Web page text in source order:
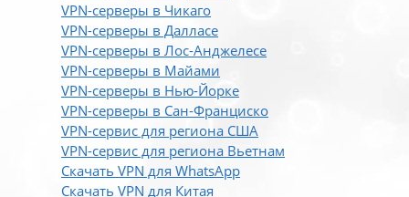
VPN-серверы в Чикаго
VPN-серверы в Далласе
VPN-серверы в Лос-Анджелесе
VPN-серверы в Майами
VPN-серверы в Нью-Йорке
VPN-серверы в Сан-Франциско
VPN-сервис для региона США
VPN-сервис для региона Вьетнам
Скачать VPN для WhatsApp
Скачать VPN для Китая